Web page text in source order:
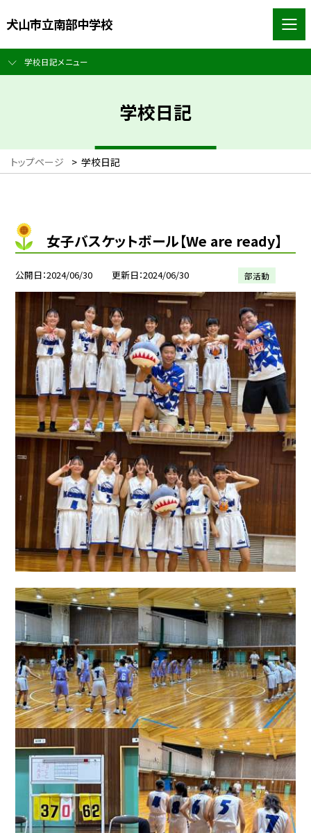
犬山市立南部中学校
学校日記メニュー
学校日記
トップページ > 学校日記
女子バスケットボール【We are ready】
公開日 2024/06/30 更新日 2024/06/30 部活動